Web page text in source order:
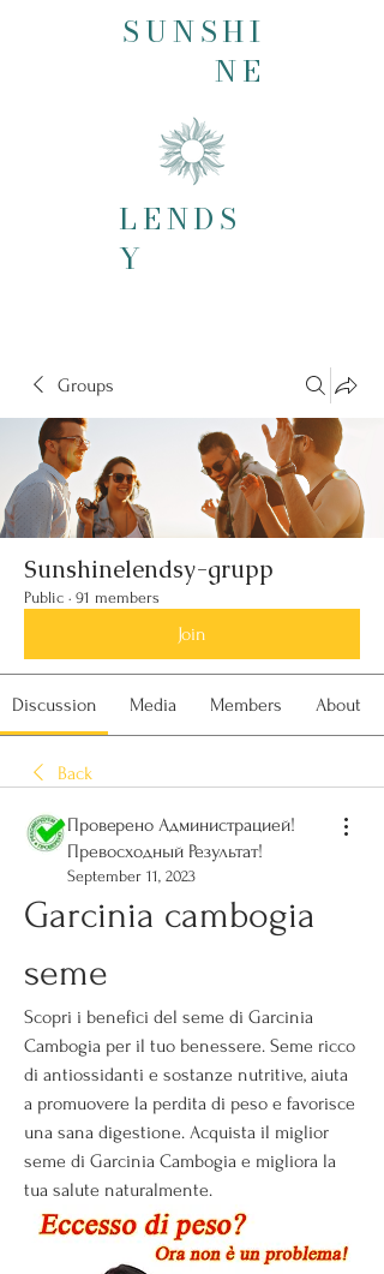
SUNSHI
NE
LENDS
Y
Groups
Sunshinelendsy-grupp
Public · 91 members
Join
Discussion Media Members About
Back
Проверено Администрацией!
Превосходный Результат!
September 11, 2023
Garcinia cambogia
seme
Scopri i benefici del seme di Garcinia
Cambogia per il tuo benessere. Seme ricco
di antiossidanti e sostanze nutritive, aiuta
a promuovere la perdita di peso e favorisce
una sana digestione. Acquista il miglior
seme di Garcinia Cambogia e migliora la
tua salute naturalmente.